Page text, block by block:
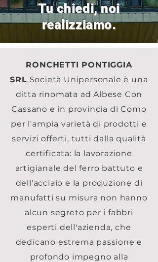
Tu chiedi, noi
realizziamo.
RONCHETTI PONTIGGIA
SRL Società Unipersonale è una
ditta rinomata ad Albese Con
Cassano e in provincia di Como
per l'ampia varietà di prodotti e
servizi offerti, tutti dalla qualità
certificata: la lavorazione
artigianale del ferro battuto e
dell'acciaio e la produzione di
manufatti su misura non hanno
alcun segreto per i fabbri
esperti dell'azienda, che
dedicano estrema passione e
profondo impegno alla